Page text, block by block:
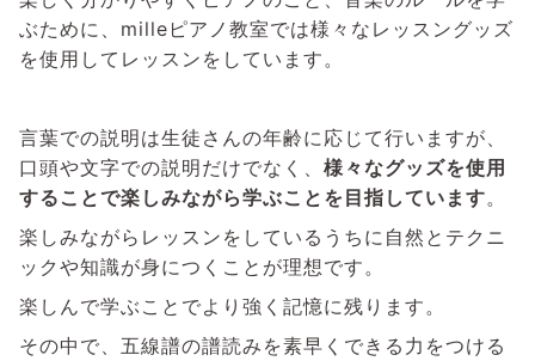
ぶために、milleピアノ教室では様々なレッスングッズ
を使用してレッスンをしています。
言葉での説明は生徒さんの年齢に応じて行いますが、
口頭や文字での説明だけでなく、 様々なグッズを使用
することで楽しみながら学ぶことを目指しています。
楽しみながらレッスンをしているうちに自然とテクニ
ックや知識が身につくことが理想です。
楽しんで学ぶことでより強く記憶に残ります。
その中で、五線譜の譜読みを素早くできる力をつける